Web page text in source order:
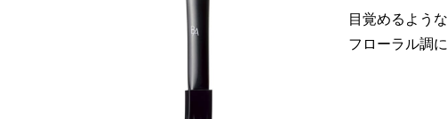
目覚めるよう
フローラル調